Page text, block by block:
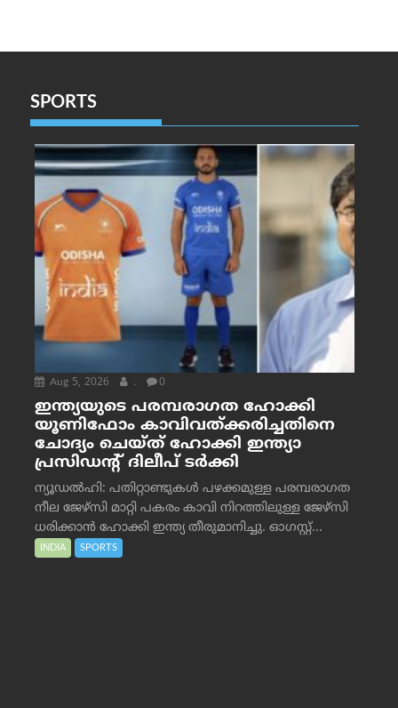
SPORTS
Aug 5, 2026 . 0
ഇന്ത്യയുടെ പരമ്പരാഗത ഹോക്കി
യൂണിഫോം കാവിവത്ക്കരിച്ചതിനെ
ചോദ്യം ചെയ്ത് ഹോക്കി ഇന്ത്യാ
പ്രസിഡന്റ് ദിലീപ് ടര്‍ക്കി
ന്യൂഡൽഹി: പതിറ്റാണ്ടുകൾ പഴക്കമുള്ള പരമ്പരാഗത
നീല ജേഴ്‌സി മാറ്റി പകരം കാവി നിറത്തിലുള്ള ജേഴ്‌സി
ധരിക്കാൻ ഹോക്കി ഇന്ത്യ തീരുമാനിച്ചു. ഓഗസ്റ്റ്...
INDIA SPORTS